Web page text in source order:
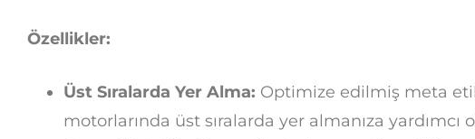
Özellikler:
Üst Sıralarda Yer Alma: Optimize edilmiş meta
motorlarında üst sıralarda yer almanıza yardımcı